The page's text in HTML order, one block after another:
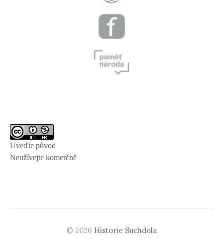
Uveďte původ
Neužívejte komerčně
© 2026 Historie Suchdola